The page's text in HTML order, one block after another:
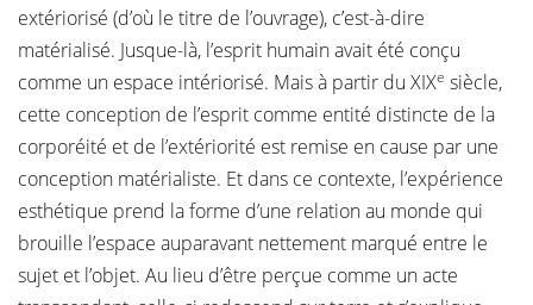
extériorisé (d’où le titre de l’ouvrage), c’est-à-dire
matérialisé. Jusque-là, l’esprit humain avait été conçu
comme un espace intériorisé. Mais à partir du XIXe siècle,
cette conception de l’esprit comme entité distincte de la
corporéité et de l’extériorité est remise en cause par une
conception matérialiste. Et dans ce contexte, l’expérience
esthétique prend la forme d’une relation au monde qui
brouille l’espace auparavant nettement marqué entre le
sujet et l’objet. Au lieu d’être perçue comme un acte